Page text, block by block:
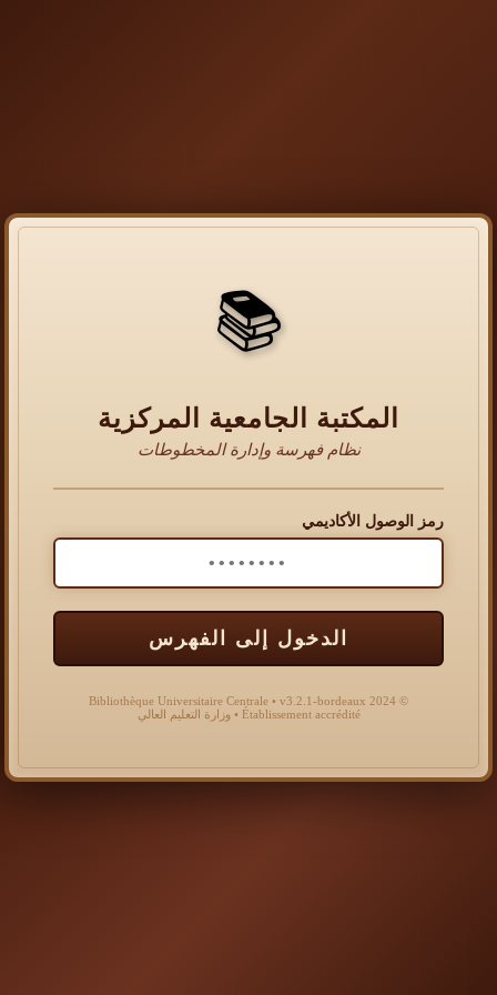
📚
المكتبة الجامعية المركزية
نظام فهرسة وإدارة المخطوطات
رمز الوصول الأكاديمي
الدخول إلى الفهرس
© 2024 Bibliothèque Universitaire Centrale • v3.2.1-bordeaux
Établissement accrédité • وزارة التعليم العالي